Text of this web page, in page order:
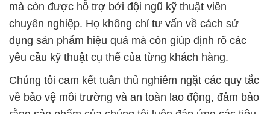
mà còn được hỗ trợ bởi đội ngũ kỹ thuật viên
chuyên nghiệp. Họ không chỉ tư vấn về cách sử
dụng sản phẩm hiệu quả mà còn giúp định rõ các
yêu cầu kỹ thuật cụ thể của từng khách hàng.
Chúng tôi cam kết tuân thủ nghiêm ngặt các quy tắc
về bảo vệ môi trường và an toàn lao động, đảm bảo